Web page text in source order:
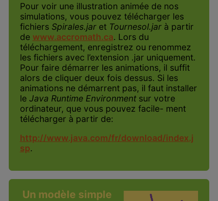
Pour voir une illustration animée de nos
simulations, vous pouvez télécharger les
fichiers Spirales.jaret Tournesol.jarà partir
de www.accromath.ca. Lors du
téléchargement, enregistrez ou renommez
les fichiers avec l’extension .jar uniquement.
Pour faire démarrer les animations, il suffit
alors de cliquer deux fois dessus. Si les
animations ne démarrent pas, il faut installer
le Java Runtime Environmentsur votre
ordinateur, que vous pouvez facile- ment
télécharger à partir de:
http://www.java.com/fr/download/index.j
sp.
Un modèle simple